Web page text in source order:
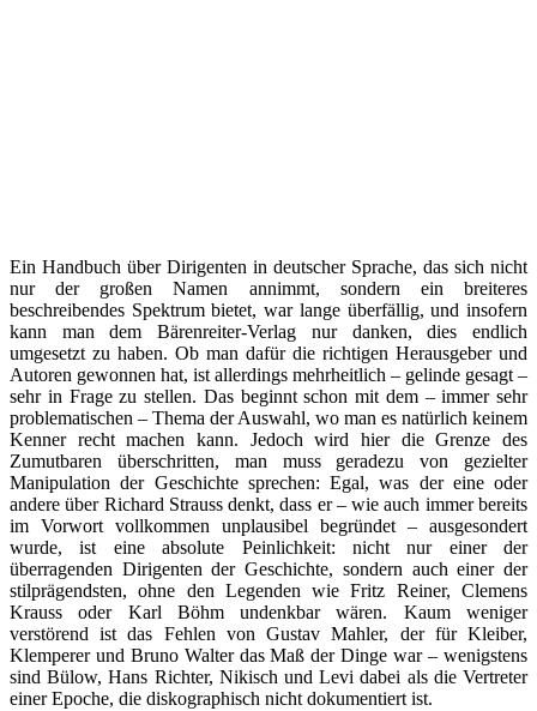
Ein Handbuch über Dirigenten in deutscher Sprache, das sich nicht
nur der großen Namen annimmt, sondern ein breiteres
beschreibendes Spektrum bietet, war lange überfällig, und insofern
kann man dem Bärenreiter-Verlag nur danken, dies endlich
umgesetzt zu haben. Ob man dafür die richtigen Herausgeber und
Autoren gewonnen hat, ist allerdings mehrheitlich – gelinde gesagt –
sehr in Frage zu stellen. Das beginnt schon mit dem – immer sehr
problematischen – Thema der Auswahl, wo man es natürlich keinem
Kenner recht machen kann. Jedoch wird hier die Grenze des
Zumutbaren überschritten, man muss geradezu von gezielter
Manipulation der Geschichte sprechen: Egal, was der eine oder
andere über Richard Strauss denkt, dass er – wie auch immer bereits
im Vorwort vollkommen unplausibel begründet – ausgesondert
wurde, ist eine absolute Peinlichkeit: nicht nur einer der
überragenden Dirigenten der Geschichte, sondern auch einer der
stilprägendsten, ohne den Legenden wie Fritz Reiner, Clemens
Krauss oder Karl Böhm undenkbar wären. Kaum weniger
verstörend ist das Fehlen von Gustav Mahler, der für Kleiber,
Klemperer und Bruno Walter das Maß der Dinge war – wenigstens
sind Bülow, Hans Richter, Nikisch und Levi dabei als die Vertreter
einer Epoche, die diskographisch nicht dokumentiert ist.